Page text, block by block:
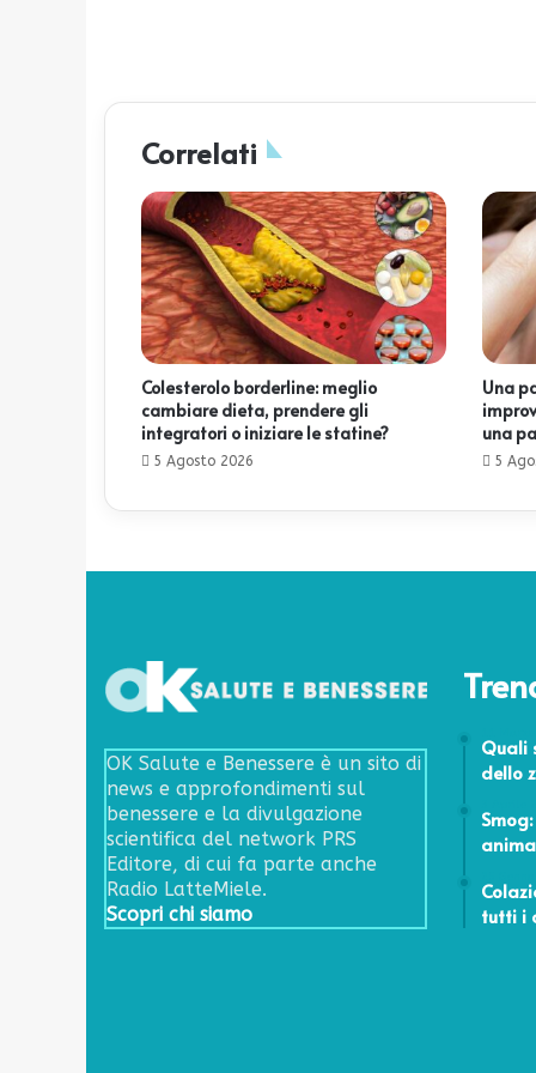
Correlati
Colesterolo borderline: meglio
cambiare dieta, prendere gli
integratori o iniziare le statine?
5 Agosto 2026
Una
una
5
OK Salute e Benessere è un sito di
news e approfondimenti sul
benessere e la divulgazione
scientifica del network PRS
Editore, di cui fa parte anche
Radio LatteMiele.
Scopri chi siamo
Quali
dello
tutti i